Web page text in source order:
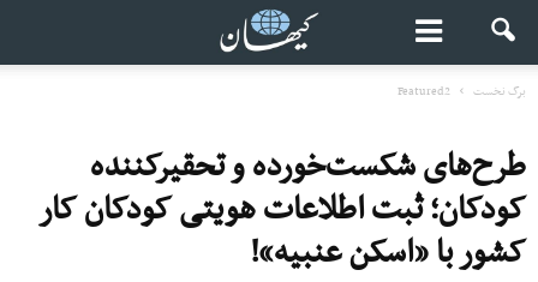
برگ نخست Featured2
طرح‌های شکست‌خورده و تحقیرکننده
کودکان؛ ثبت اطلاعات هویتی کودکان کار
کشور با «اسکن عنبیه»!